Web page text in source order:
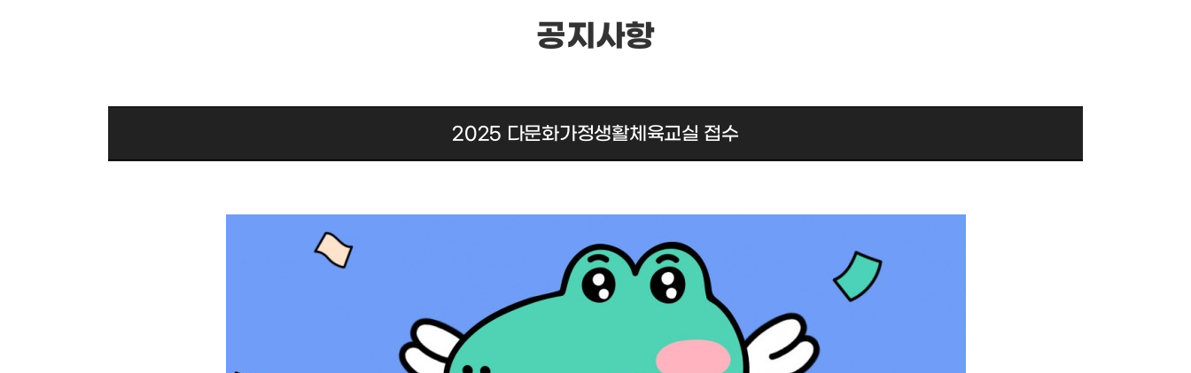
공지사항
2025 다문화가정생활체육교실 접수